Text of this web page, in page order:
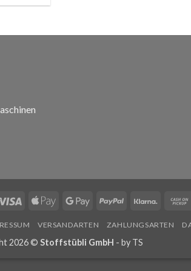
Visa
Apple
Google PayPal Klarna
VERSANDARTEN ZAHLUNGSARTEN
2026 © Stoffstübli GmbH - by TS